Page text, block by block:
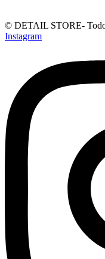
© DETAIL STORE-
Instagram